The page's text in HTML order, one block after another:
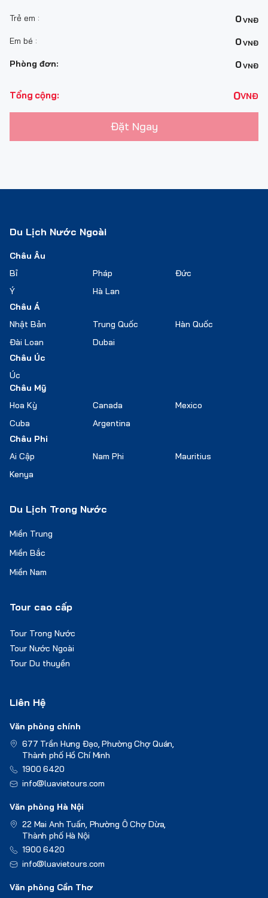
Trẻ em : 0VNĐ
Em bé : 0VNĐ
Phòng đơn: 0VNĐ
Tổng cộng: 0VNĐ
Đặt Ngay
Du Lịch Nước Ngoài
Châu Âu
Bỉ
Pháp
Đức
Ý
Hà Lan
Châu Á
Nhật Bản
Trung Quốc
Hàn Quốc
Đài Loan
Dubai
Châu Úc
Úc
Châu Mỹ
Hoa Kỳ
Canada
Mexico
Cuba
Argentina
Châu Phi
Ai Cập
Nam Phi
Mauritius
Kenya
Du Lịch Trong Nước
Miền Trung
Miền Bắc
Miền Nam
Tour cao cấp
Tour Trong Nước
Tour Nước Ngoài
Tour Du thuyền
Liên Hệ
Văn phòng chính
677 Trần Hưng Đạo, Phường Chợ Quán,
Thành phố Hồ Chí Minh
1900 6420
info@luavietours.com
Văn phòng Hà Nội
22 Mai Anh Tuấn, Phường Ô Chợ Dừa,
Thành phố Hà Nội
1900 6420
info@luavietours.com
Văn phòng Cần Thơ